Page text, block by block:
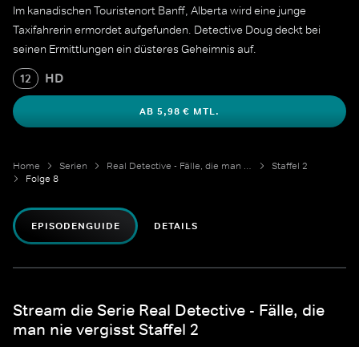
Im kanadischen Touristenort Banff, Alberta wird eine junge
Taxifahrerin ermordet aufgefunden. Detective Doug deckt bei
seinen Ermittlungen ein düsteres Geheimnis auf.
12 HD
AB 5,98 € MTL.
Home Serien Real Detective - Fälle, die man nie vergisst
Staffel 2
Folge 8
EPISODENGUIDE DETAILS
Stream die Serie Real Detective - Fälle, die
man nie vergisst Staffel 2